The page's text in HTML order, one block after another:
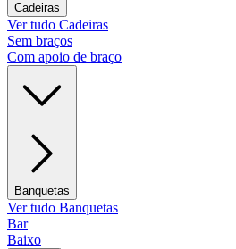
Cadeiras
Ver tudo Cadeiras
Sem braços
Com apoio de braço
Banquetas
Ver tudo Banquetas
Bar
Baixo